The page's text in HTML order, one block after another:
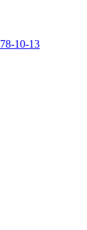
78-10-13